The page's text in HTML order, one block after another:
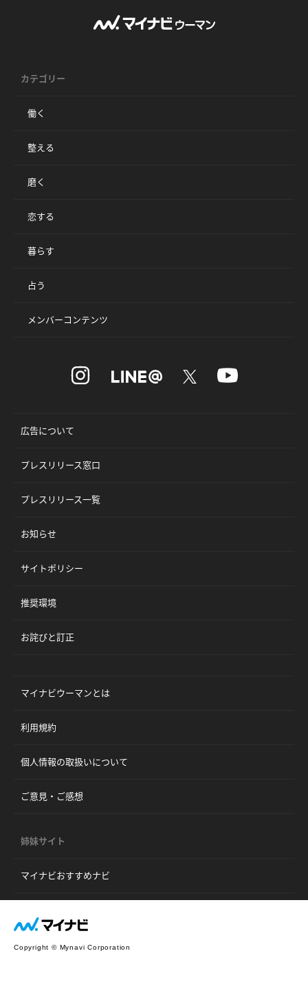
カテゴリー
働く
整える
磨く
恋する
暮らす
占う
メンバーコンテンツ
広告について
プレスリリース窓口
プレスリリース一覧
お知らせ
サイトポリシー
推奨環境
お詫びと訂正
マイナビウーマンとは
利用規約
個人情報の取扱いについて
ご意見・ご感想
姉妹サイト
マイナビおすすめナビ
Copyright © Mynavi Corporation